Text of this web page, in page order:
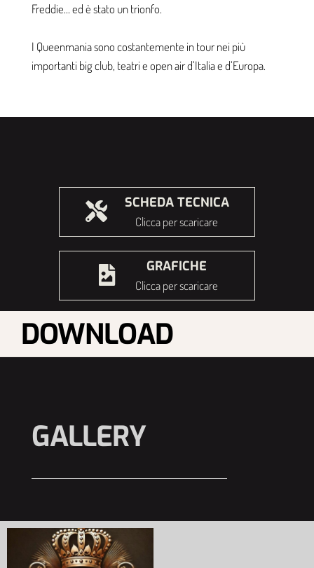
Freddie… ed è stato un trionfo.
I Queenmania sono costantemente in tour nei più
importanti big club, teatri e open air d’Italia e d’Europa.
SCHEDA TECNICA
Clicca per scaricare
GRAFICHE
Clicca per scaricare
DOWNLOAD
GALLERY